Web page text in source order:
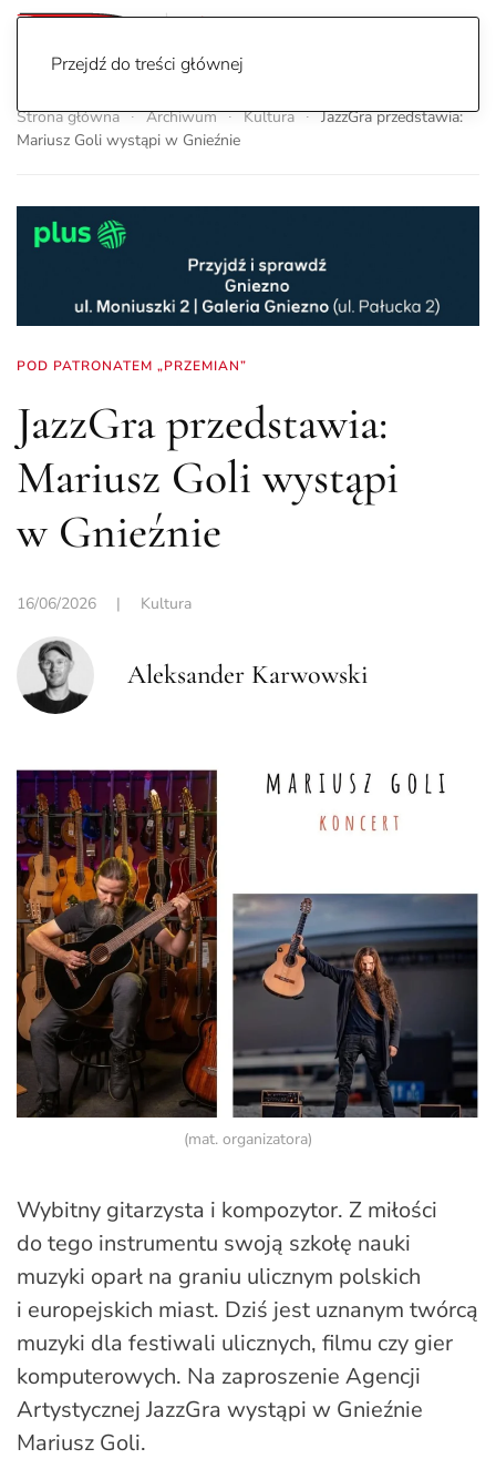
Przejdź do treści głównej
Strona główna Archiwum Kultura
JazzGra przedstawia:
Mariusz Goli wystąpi w Gnieźnie
POD PATRONATEM „PRZEMIAN”
JazzGra przedstawia:
Mariusz Goli wystąpi
w Gnieźnie
16/06/2026 | Kultura
Aleksander Karwowski
(mat. organizatora)
Wybitny gitarzysta i kompozytor. Z miłości
do tego instrumentu swoją szkołę nauki
muzyki oparł na graniu ulicznym polskich
i europejskich miast. Dziś jest uznanym twórcą
muzyki dla festiwali ulicznych, filmu czy gier
komputerowych. Na zaproszenie Agencji
Artystycznej JazzGra wystąpi w Gnieźnie
Mariusz Goli.